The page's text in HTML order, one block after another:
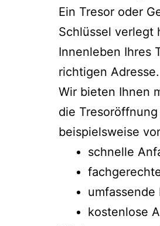
Ein Tresor oder
Schlüssel verlegt
Innenleben Ihres
richtigen Adresse.
Wir bieten Ihnen
die
beispielsweise
schnelle
umfassende
kostenlose